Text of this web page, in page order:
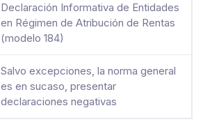
Declaración Informativa de Entidades
en Régimen de Atribución de Rentas
(modelo 184)
Salvo excepciones, la norma general
es en sucaso, presentar
declaraciones negativas